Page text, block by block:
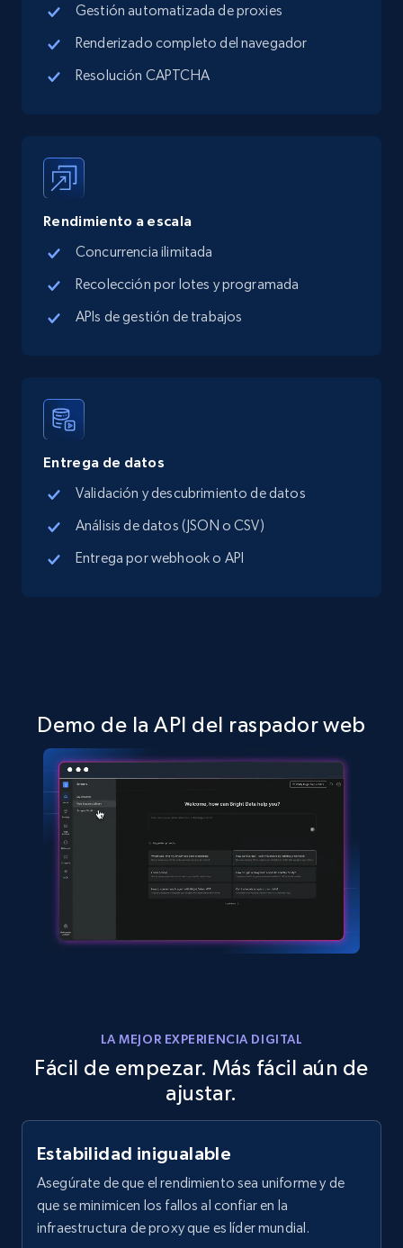
Gestión automatizada de proxies
Renderizado completo del navegador
Resolución CAPTCHA
Rendimiento a escala
Concurrencia ilimitada
Recolección por lotes y programada
APIs de gestión de trabajos
Entrega de datos
Validación y descubrimiento de datos
Análisis de datos (JSON o CSV)
Entrega por webhook o API
Demo de la API del raspador web
LA MEJOR EXPERIENCIA DIGITAL
Fácil de empezar. Más fácil aún de
ajustar.
Estabilidad inigualable
Asegúrate de que el rendimiento sea uniforme y de
que se minimicen los fallos al confiar en la
infraestructura de proxy que es líder mundial.